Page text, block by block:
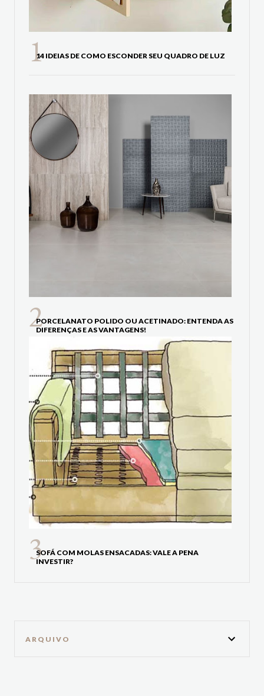
14 IDEIAS DE COMO ESCONDER SEU QUADRO DE LUZ
PORCELANATO POLIDO OU ACETINADO: ENTENDA AS
DIFERENÇAS E AS VANTAGENS!
SOFÁ COM MOLAS ENSACADAS: VALE A PENA
INVESTIR?
ARQUIVO